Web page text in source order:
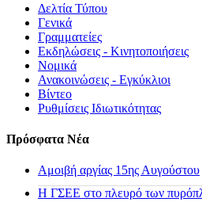
Δελτία Τύπου
Γενικά
Γραμματείες
Εκδηλώσεις - Κινητοποιήσεις
Νομικά
Ανακοινώσεις - Εγκύκλιοι
Βίντεο
Ρυθμίσεις Ιδιωτικότητας
Πρόσφατα Νέα
Αμοιβή αργίας 15ης Αυγούστου
H ΓΣΕΕ στο πλευρό των